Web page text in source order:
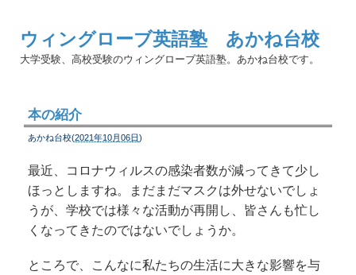
ウィングローブ英語塾 あかね台校
大学受験、高校受験のウィングローブ英語塾。あかね台校です。
本の紹介
あかね台校(2021年10月06日)
最近、コロナウィルスの感染者数が減ってきて少し
ほっとしますね。まだまだマスクは外せないでしょ
うが、学校では様々な活動が再開し、皆さんも忙し
くなってきたのではないでしょうか。
ところで、こんなに私たちの生活に大きな影響を与